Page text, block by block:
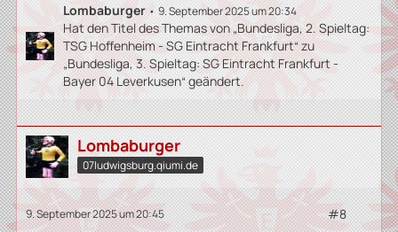
Lombaburger 9. September 2025 um 20:34
Hat den Titel des Themas von „Bundesliga, 2. Spieltag:
TSG Hoffenheim - SG Eintracht Frankfurt“ zu
„Bundesliga, 3. Spieltag: SG Eintracht Frankfurt -
Bayer 04 Leverkusen“ geändert.
Lombaburger
07ludwigsburg.qiumi.de
9. September 2025 um 20:45 #8